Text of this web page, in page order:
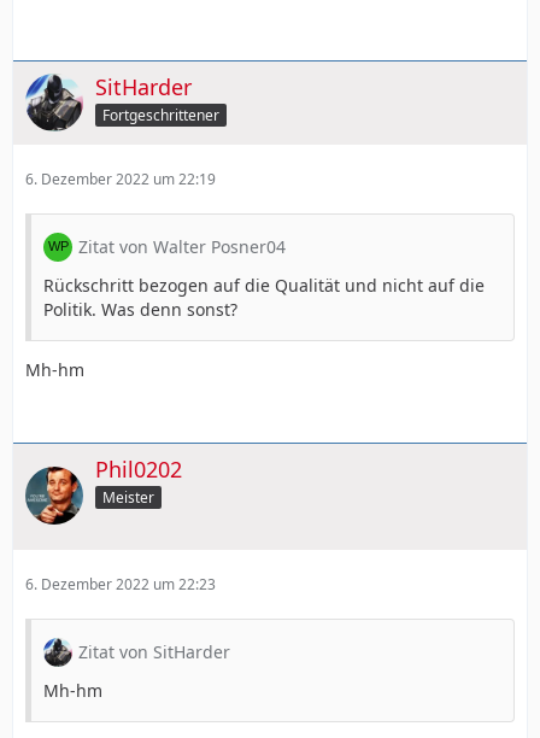
SitHarder
Fortgeschrittener
6. Dezember 2022 um 22:19
Zitat von Walter Posner04
Rückschritt bezogen auf die Qualität und nicht auf die
Politik. Was denn sonst?
Mh-hm
Phil0202
Meister
6. Dezember 2022 um 22:23
Zitat von SitHarder
Mh-hm